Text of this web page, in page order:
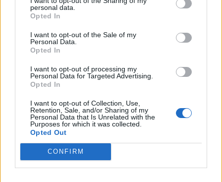
personal data.
Opted In
I want to opt-out of the Sale of my
Personal Data.
Opted In
I want to opt-out of processing my
Personal Data for Targeted Advertising.
Opted In
I want to opt-out of Collection, Use,
Retention, Sale, and/or Sharing of my
Personal Data that Is Unrelated with the
Purposes for which it was collected.
Opted Out
CONFIRM
ΠΟΛΙΤΙΚΗ 31.07.2026 22:53
PARAPOLITIKA NEWSROOM
ΠΑΣΟΚ κατά Τσίπρα: Στην προσπάθειά
Αποδέχομαι τους
και την πολιτική απορρήτου
X